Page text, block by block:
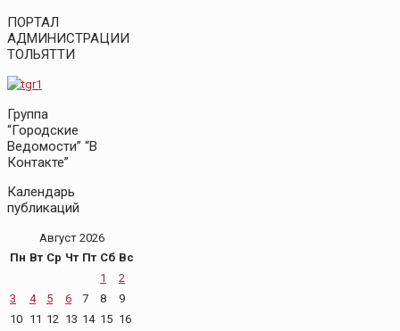
ПОРТАЛ
АДМИНИСТРАЦИИ
ТОЛЬЯТТИ
Группа
“Городские
Ведомости” “В
Контакте”
Календарь
публикаций
Август 2026
Пн Вт Ср Чт Пт Сб Вс
1
2
3
4 5 6 7 8
9
10 11 12 13 14 15 16